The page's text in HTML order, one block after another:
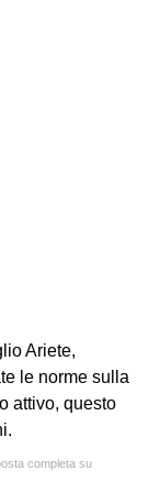
Ariete,
le norme sulla
attivo, questo
completa su